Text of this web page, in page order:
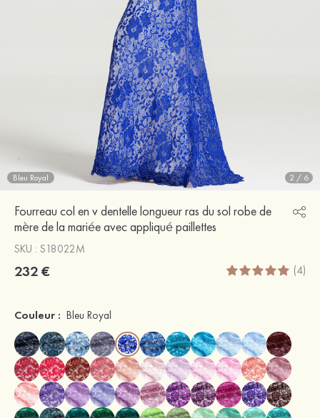
Bleu Royal 2 / 6
Fourreau col en v dentelle longueur ras du sol robe de
mère de la mariée avec appliqué paillettes
SKU : S18022M
232 € (4)
Couleur : Bleu Royal